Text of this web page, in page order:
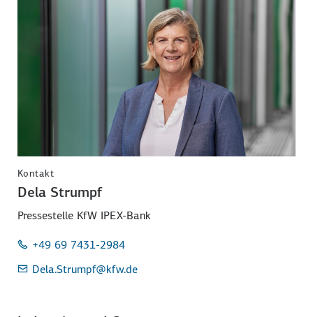
Kontakt
Dela Strumpf
Pressestelle KfW IPEX-Bank
+49 69 7431-2984
Dela.Strumpf@kfw.de